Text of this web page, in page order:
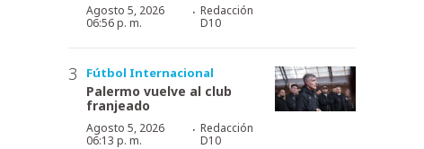
Agosto 5, 2026
06:56 p. m.
· Redacción
D10
Fútbol Internacional
Palermo vuelve al club
franjeado
Agosto 5, 2026
06:13 p. m.
· Redacción
D10